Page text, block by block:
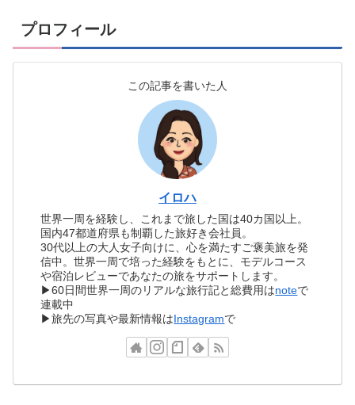
プロフィール
この記事を書いた人
イロハ
世界一周を経験し、これまで旅した国は40カ国以上。
国内47都道府県も制覇した旅好き会社員。
30代以上の大人女子向けに、心を満たすご褒美旅を発
信中。世界一周で培った経験をもとに、モデルコース
や宿泊レビューであなたの旅をサポートします。
▶60日間世界一周のリアルな旅行記と総費用はnoteで
連載中
▶旅先の写真や最新情報はInstagramで